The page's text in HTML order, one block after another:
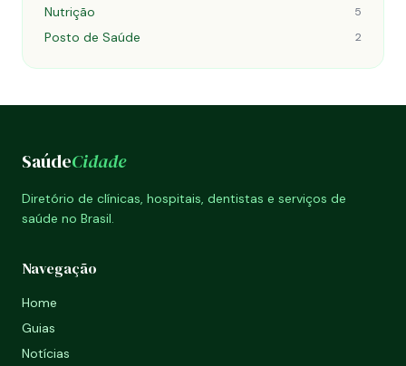
Nutrição 5
Posto de Saúde 2
SaúdeCidade
Diretório de clínicas, hospitais, dentistas e serviços de
saúde no Brasil.
Navegação
Home
Guias
Notícias